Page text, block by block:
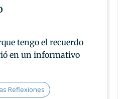
tengo el recuerdo
en un informativo
Reflexiones